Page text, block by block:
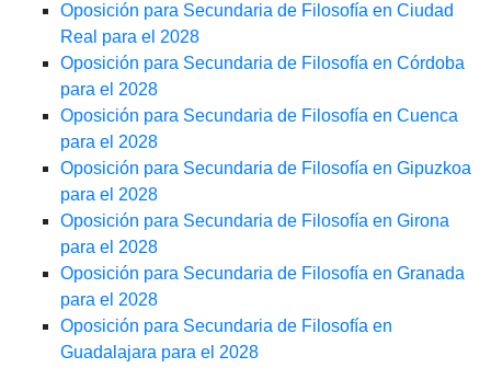
Oposición para Secundaria de Filosofía en Ciudad
Real para el 2028
Oposición para Secundaria de Filosofía en Córdoba
para el 2028
Oposición para Secundaria de Filosofía en Cuenca
para el 2028
Oposición para Secundaria de Filosofía en Gipuzkoa
para el 2028
Oposición para Secundaria de Filosofía en Girona
para el 2028
Oposición para Secundaria de Filosofía en Granada
para el 2028
Oposición para Secundaria de Filosofía en
Guadalajara para el 2028